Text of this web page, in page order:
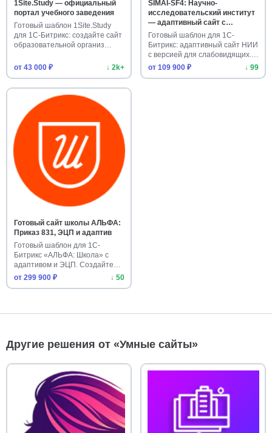
1Site.Study — официальный
портал учебного заведения
Готовый шаблон 1Site.Study
для 1С-Битрикс: создайте сайт
образовательной организ…
от 43 000 ₽ ↓ 2k+
SIMAI-SF4: Научно-
исследовательский институт
— адаптивный сайт с
режимом для слабовидящих
Готовый шаблон для 1С-
Битрикс: адаптивный сайт НИИ
с версией для слабовидящих.
К…
от 109 900 ₽ ↓ 99
Готовый сайт школы АЛЬФА:
Приказ 831, ЭЦП и адаптив
Готовый шаблон для 1С-
Битрикс «АЛЬФА: Школа» с
адаптивом и ЭЦП. Создайте
сайт уч…
от 299 900 ₽ ↓ 50
Другие решения от «Умные сайты»